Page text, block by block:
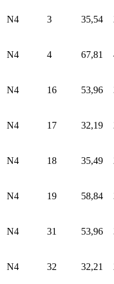
N4 3 35,54
N4 4 67,81
N4 16 53,96
N4 17 32,19
N4 18 35,49
N4 19 58,84
N4 31 53,96
N4 32 32,21